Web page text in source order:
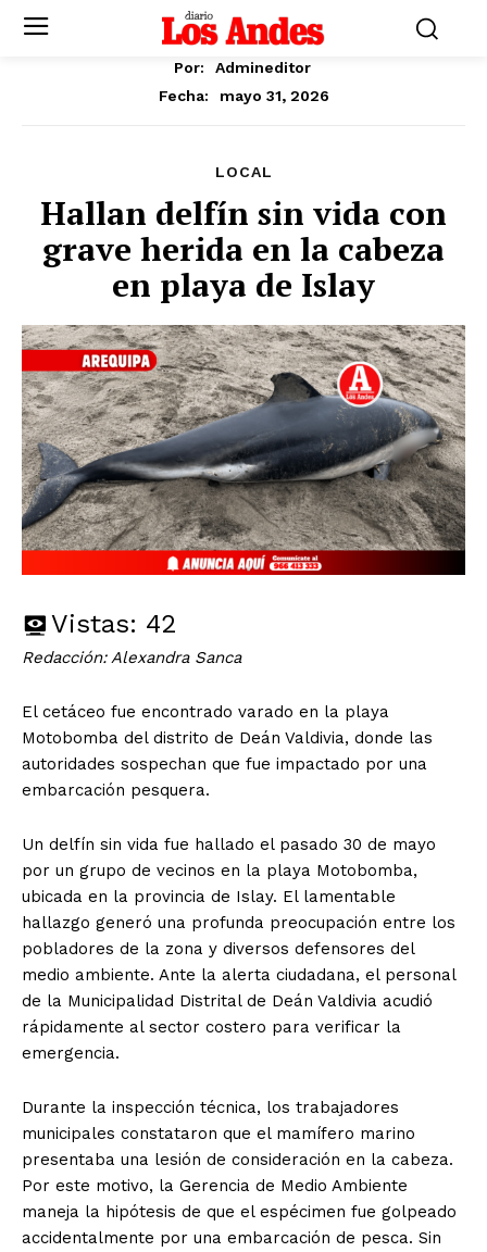
Por:
Admineditor
Fecha:
mayo 31, 2026
LOCAL
Hallan delfín sin vida con
grave herida en la cabeza
en playa de Islay
Vistas: 42
Redacción: Alexandra Sanca
El cetáceo fue encontrado varado en la playa
Motobomba del distrito de Deán Valdivia, donde las
autoridades sospechan que fue impactado por una
embarcación pesquera.
Un delfín sin vida fue hallado el pasado 30 de mayo
por un grupo de vecinos en la playa Motobomba,
ubicada en la provincia de Islay. El lamentable
hallazgo generó una profunda preocupación entre los
pobladores de la zona y diversos defensores del
medio ambiente. Ante la alerta ciudadana, el personal
de la Municipalidad Distrital de Deán Valdivia acudió
rápidamente al sector costero para verificar la
emergencia.
Durante la inspección técnica, los trabajadores
municipales constataron que el mamífero marino
presentaba una lesión de consideración en la cabeza.
Por este motivo, la Gerencia de Medio Ambiente
maneja la hipótesis de que el espécimen fue golpeado
accidentalmente por una embarcación de pesca. Sin